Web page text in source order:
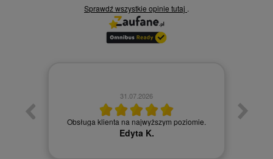
Na podstawie2263 opinii.
Sprawdź wszystkie opinie
30.07.2026
Obsługa klienta na najwyższym poziomie